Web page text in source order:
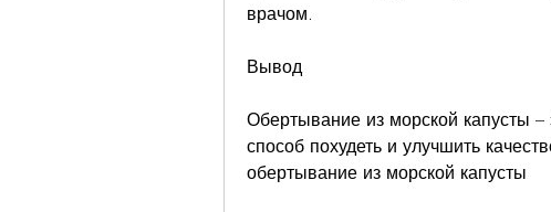
врачом.
Вывод
Обертывание из морской капусты
способ похудеть и улучшить
обертывание из морской капусты